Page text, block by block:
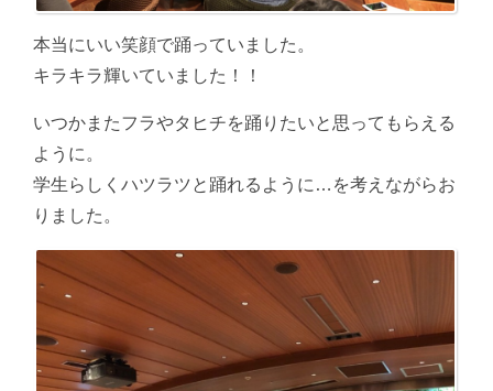
本当にいい笑顔で踊っていました。
キラキラ輝いていました！！
いつかまたフラやタヒチを踊りたいと思ってもらえる
ように。
学生らしくハツラツと踊れるように…を考えながらお
りました。